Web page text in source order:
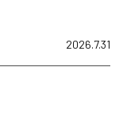
2026.7.31